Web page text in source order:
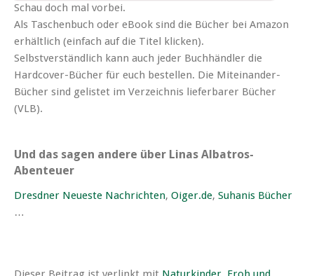
Schau doch mal vorbei.
Als Taschenbuch oder eBook sind die Bücher bei Amazon
erhältlich (einfach auf die Titel klicken).
Selbstverständlich kann auch jeder Buchhändler die
Hardcover-Bücher für euch bestellen. Die Miteinander-
Bücher sind gelistet im Verzeichnis lieferbarer Bücher
(VLB).
Und das sagen andere über Linas Albatros-
Abenteuer
Dresdner Neueste Nachrichten, Oiger.de, Suhanis Bücher
…